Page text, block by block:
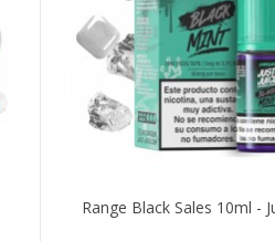
Range Black Sales 10ml -